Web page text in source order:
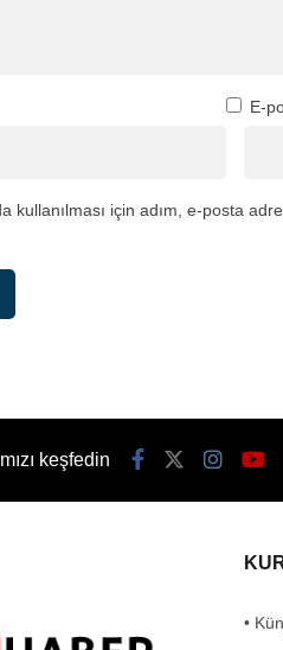
E-
kullanılması için adım, e-posta
keşfedin
•